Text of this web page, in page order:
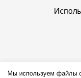
Мы используем файлы